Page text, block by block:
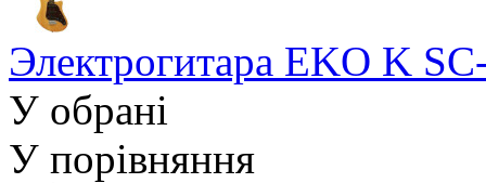
Электрогитара EKO K
У обрані
У порівняння